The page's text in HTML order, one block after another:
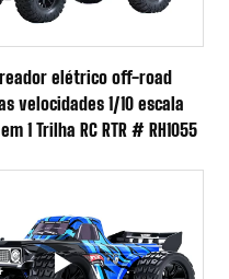
elétrico off-road
velocidades 1/10 escala
1 Trilha RC RTR # RH1055